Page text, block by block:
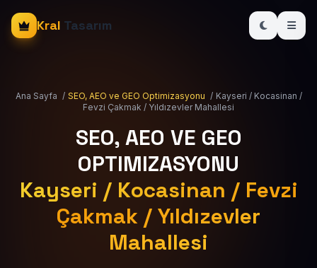
Kral Tasarım
Ana Sayfa / SEO, AEO ve GEO Optimizasyonu / Kayseri / Kocasinan /
Fevzi Çakmak / Yıldızevler Mahallesi
SEO, AEO VE GEO
OPTIMIZASYONU
Kayseri / Kocasinan / Fevzi
Çakmak / Yıldızevler
Mahallesi